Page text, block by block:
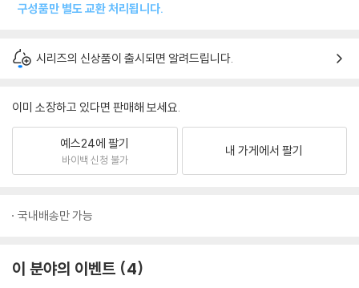
구성품만 별도 교환 처리됩니다.
시리즈의 신상품이 출시되면 알려드립니다.
이미 소장하고 있다면 판매해 보세요.
예스24에 팔기
바이백 신청 불가
내 가게에서 팔기
국내배송만 가능
이 분야의 이벤트 4